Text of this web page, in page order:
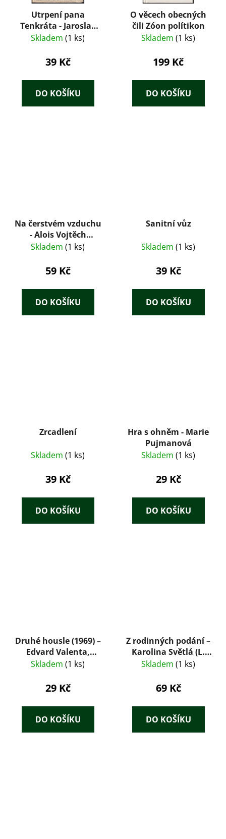
Utrpení pana
Tenkráta - Jaroslav
Hašek
Skladem (1 ks)
39 Kč
DO KOŠÍKU
O věcech obecných
čili Zóon polítikon
Skladem (1 ks)
199 Kč
DO KOŠÍKU
Na čerstvém vzduchu
- Alois Vojtěch
Šmilovský
Skladem (1 ks)
59 Kč
DO KOŠÍKU
Sanitní vůz
Skladem (1 ks)
39 Kč
DO KOŠÍKU
Zrcadlení
Skladem (1 ks)
39 Kč
DO KOŠÍKU
Hra s ohněm - Marie
Pujmanová
Skladem (1 ks)
29 Kč
DO KOŠÍKU
Druhé housle (1969) –
Edvard Valenta,
román o velké cestě
Skladem (1 ks)
29 Kč
DO KOŠÍKU
Z rodinných podání –
Karolina Světlá (L.
Mazáč, 1932)
Skladem (1 ks)
69 Kč
DO KOŠÍKU